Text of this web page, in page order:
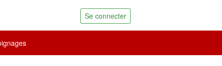
Se connecter